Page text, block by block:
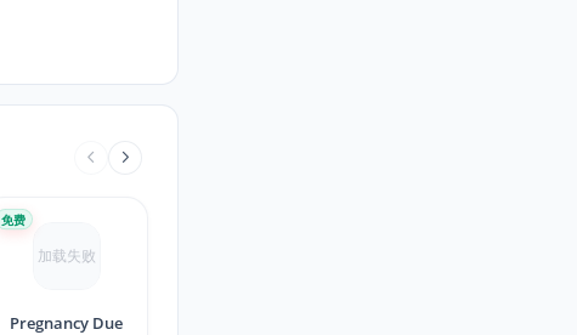
加载失败
Pregnancy Due
免费